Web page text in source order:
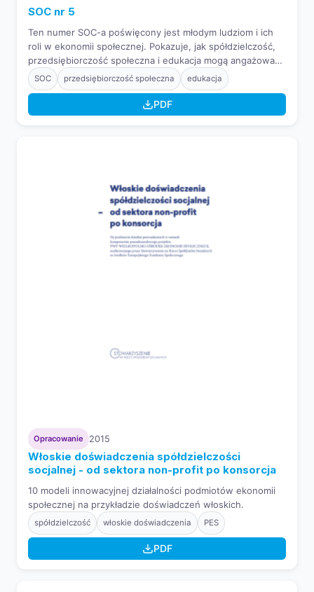
SOC nr 5
Ten numer SOC-a poświęcony jest młodym ludziom i ich
roli w ekonomii społecznej. Pokazuje, jak spółdzielczość,
przedsiębiorczość społeczna i edukacja mogą angażować
młode osoby oraz rozwijać ich kompetencje i postawy
obywatelskie.
SOC przedsiębiorczość społeczna edukacja
PDF
Opracowanie 2015
Włoskie doświadczenia spółdzielczości
socjalnej - od sektora non-profit po konsorcja
10 modeli innowacyjnej działalności podmiotów ekonomii
społecznej na przykładzie doświadczeń włoskich.
spółdzielczość włoskie doświadczenia PES
PDF